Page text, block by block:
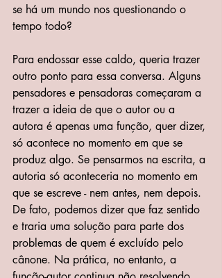
se há um mundo nos questionando o
tempo todo?
Para endossar esse caldo, queria trazer
outro ponto para essa conversa. Alguns
pensadores e pensadoras começaram a
trazer a ideia de que o autor ou a
autora é apenas uma função, quer dizer,
só acontece no momento em que se
produz algo. Se pensarmos na escrita, a
autoria só aconteceria no momento em
que se escreve - nem antes, nem depois.
De fato, podemos dizer que faz sentido
e traria uma solução para parte dos
problemas de quem é excluído pelo
cânone. Na prática, no entanto, a